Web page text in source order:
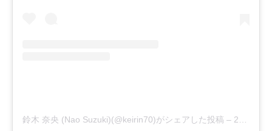
鈴木 奈央 (Nao Suzuki)(@keirin70)がシェアした投稿 – 2020年 4月月17日午後6時34分PDT